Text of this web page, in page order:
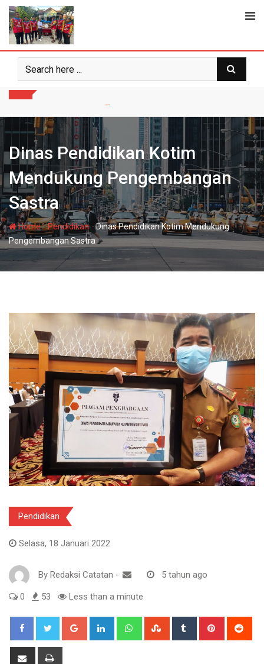
Skip
content
Dinas Pendidikan Kotim
Mendukung Pengembangan
Sastra
Home-Pendidikan-Dinas Pendidikan Kotim Mendukung
Pengembangan Sastra
Pendidikan
Selasa, 18 Januari 2022
By Redaksi Catatan - 5 tahun ago
0 53 Less than a minute
Google+ LinkedIn WhatsappStumbleUpon
Tumblr Pinterest
Share